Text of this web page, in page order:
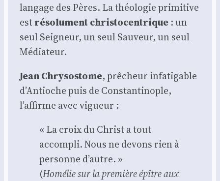
lan­gage des Pères. La théo­lo­gie pri­mi­tive
estréso­lu­ment chris­to­cen­trique : un
seul Sei­gneur, un seul Sau­veur, un seul
Média­teur.
Jean Chry­so­stome, prê­cheur infa­ti­gable
d’Antioche puis de Constan­ti­nople,
l’affirme avec vigueur :
« La croix du Christ a tout
accom­pli. Nous ne devons rien à
per­sonne d’autre. »
(Homé­lie sur la pre­mière épître aux